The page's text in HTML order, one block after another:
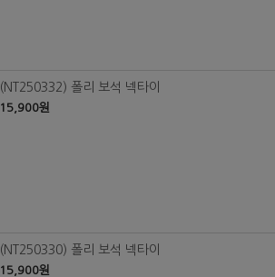
(NT250332) 폴리 보석 넥타이
15,900원
(NT250330) 폴리 보석 넥타이
15,900원